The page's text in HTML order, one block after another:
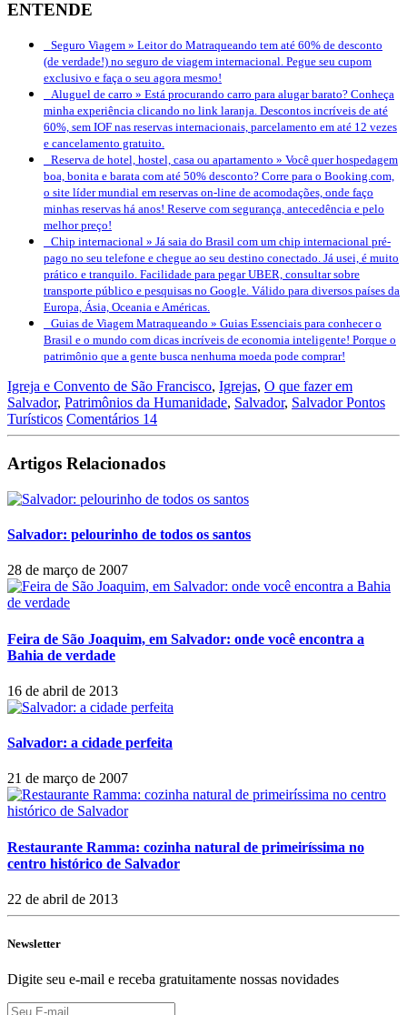
ENTENDE
Seguro Viagem » Leitor do Matraqueando tem até 60% de desconto
(de verdade!) no seguro de viagem internacional. Pegue seu cupom
exclusivo e faça o seu agora mesmo!
Aluguel de carro » Está procurando carro para alugar barato? Conheça
minha experiência clicando no link laranja. Descontos incríveis de até
60%, sem IOF nas reservas internacionais, parcelamento em até 12 vezes
e cancelamento gratuito.
Reserva de hotel, hostel, casa ou apartamento » Você quer hospedagem
boa, bonita e barata com até 50% desconto? Corre para o Booking.com,
o site líder mundial em reservas on-line de acomodações, onde faço
minhas reservas há anos! Reserve com segurança, antecedência e pelo
melhor preço!
Chip internacional » Já saia do Brasil com um chip internacional pré-
pago no seu telefone e chegue ao seu destino conectado. Já usei, é muito
prático e tranquilo. Facilidade para pegar UBER, consultar sobre
transporte público e pesquisas no Google. Válido para diversos países da
Europa, Ásia, Oceania e Américas.
Guias de Viagem Matraqueando » Guias Essenciais para conhecer o
Brasil e o mundo com dicas incríveis de economia inteligente! Porque o
patrimônio que a gente busca nenhuma moeda pode comprar!
Igreja e Convento de São Francisco, Igrejas, O que fazer em
Salvador, Patrimônios da Humanidade, Salvador, Salvador Pontos
Turísticos Comentários 14
Artigos Relacionados
Salvador: pelourinho de todos os santos
28 de março de 2007
Feira de São Joaquim, em Salvador: onde você encontra a
Bahia de verdade
16 de abril de 2013
Salvador: a cidade perfeita
21 de março de 2007
Restaurante Ramma: cozinha natural de primeiríssima no
centro histórico de Salvador
22 de abril de 2013
Newsletter
Digite seu e-mail e receba gratuitamente nossas novidades